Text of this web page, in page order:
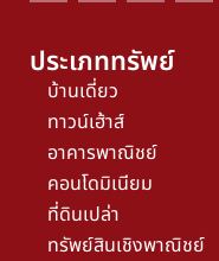
ประเภททรัพย์
บ้านเดี่ยว
ทาวน์เฮ้าส์
อาคารพาณิชย์
คอนโดมิเนียม
ที่ดินเปล่า
ทรัพย์สินเชิงพาณิชย์